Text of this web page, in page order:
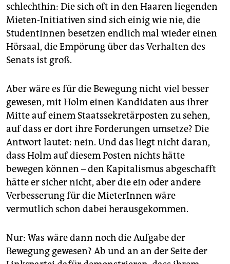
schlechthin: Die sich oft in den Haaren liegenden
Mieten-Initiativen sind sich einig wie nie, die
StudentInnen besetzen endlich mal wieder einen
Hörsaal, die Empörung über das Verhalten des
Senats ist groß.
Aber wäre es für die Bewegung nicht viel besser
gewesen, mit Holm einen Kandidaten aus ihrer
Mitte auf einem Staatssekretärposten zu sehen,
auf dass er dort ihre Forderungen umsetze? Die
Antwort lautet: nein. Und das liegt nicht daran,
dass Holm auf diesem Posten nichts hätte
bewegen können – den Kapitalismus abgeschafft
hätte er sicher nicht, aber die ein oder andere
Verbesserung für die MieterInnen wäre
vermutlich schon dabei herausgekommen.
Nur: Was wäre dann noch die Aufgabe der
Bewegung gewesen? Ab und an an der Seite der